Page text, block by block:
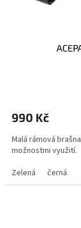
990 Kč
Malá rámová
možnostmi využití.
Zelená
černá